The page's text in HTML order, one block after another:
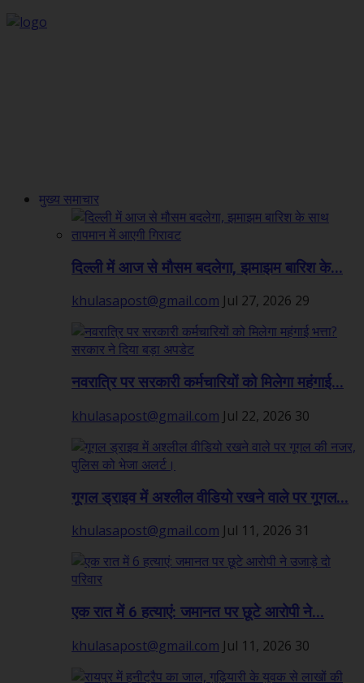
मुख्य समाचार
दिल्ली में आज से मौसम बदलेगा, झमाझम बारिश के...
khulasapost@gmail.com Jul 27, 2026 29
नवरात्रि पर सरकारी कर्मचारियों को मिलेगा महंगाई...
khulasapost@gmail.com Jul 22, 2026 30
गूगल ड्राइव में अश्लील वीडियो रखने वाले पर गूगल...
khulasapost@gmail.com Jul 11, 2026 31
एक रात में 6 हत्याएं: जमानत पर छूटे आरोपी ने...
khulasapost@gmail.com Jul 11, 2026 30